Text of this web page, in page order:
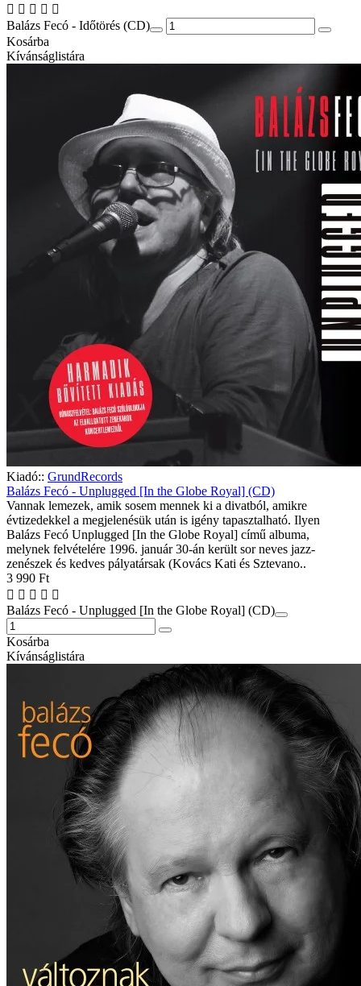
Balázs Fecó - Időtörés (CD)
Kosárba
Kívánságlistára
Kiadó:: GrundRecords
Balázs Fecó - Unplugged [In the Globe Royal] (CD)
Vannak lemezek, amik sosem mennek ki a divatból, amikre
évtizedekkel a megjelenésük után is igény tapasztalható. Ilyen
Balázs Fecó Unplugged [In the Globe Royal] című albuma,
melynek felvételére 1996. január 30-án került sor neves jazz-
zenészek és kedves pályatársak (Kovács Kati és Sztevano..
3 990 Ft
Balázs Fecó - Unplugged [In the Globe Royal] (CD)
Kosárba
Kívánságlistára